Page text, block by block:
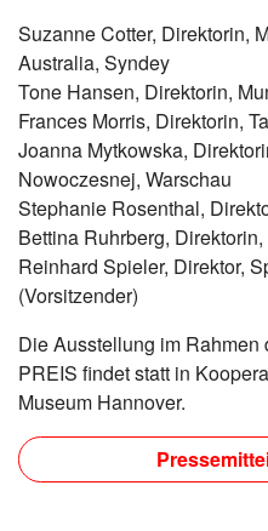
Suzanne Cotter, Direktorin,
Australia, Syndey
Tone Hansen, Direktorin,
Frances Morris, Direktorin,
Joanna Mytkowska,
Nowoczesnej, Warschau
Stephanie Rosenthal,
Bettina Ruhrberg,
Reinhard Spieler, Direktor,
(Vorsitzender)
Die Ausstellung im
PREIS findet statt in
Museum Hannover.